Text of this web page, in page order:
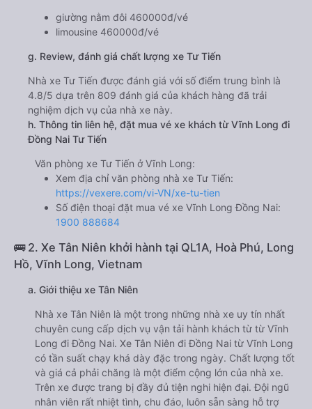
giường nằm đôi 460000đ/vé
limousine 460000đ/vé
g. Review, đánh giá chất lượng xe Tư Tiến
Nhà xe Tư Tiến được đánh giá với số điểm trung bình là
4.8/5 dựa trên 809 đánh giá của khách hàng đã trải
nghiệm dịch vụ của nhà xe này.
h. Thông tin liên hệ, đặt mua vé xe khách từ Vĩnh Long đi
Đồng Nai Tư Tiến
Văn phòng xe Tư Tiến ở Vĩnh Long:
Xem địa chỉ văn phòng nhà xe Tư Tiến:
https://vexere.com/vi-VN/xe-tu-tien
Số điện thoại đặt mua vé xe Vĩnh Long Đồng Nai:
1900 888684
🚌 2. Xe Tân Niên khởi hành tại QL1A, Hoà Phú, Long
Hồ, Vĩnh Long, Vietnam
a. Giới thiệu xe Tân Niên
Nhà xe Tân Niên là một trong những nhà xe uy tín nhất
chuyên cung cấp dịch vụ vận tải hành khách từ từ Vĩnh
Long đi Đồng Nai. Xe Tân Niên đi Đồng Nai từ Vĩnh Long
có tần suất chạy khá dày đặc trong ngày. Chất lượng tốt
và giá cả phải chăng là một điểm cộng lớn của nhà xe.
Trên xe được trang bị đầy đủ tiện nghi hiện đại. Đội ngũ
nhân viên rất nhiệt tình, chu đáo, luôn sẵn sàng hỗ trợ